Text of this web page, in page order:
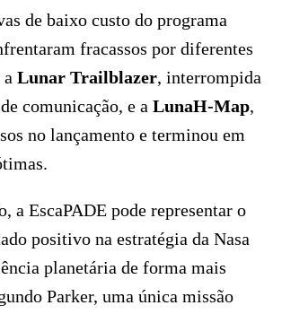
de baixo custo do programa
fracassos por diferentes
Lunar Trailblazer, interrompida
comunicação, e a LunaH-Map,
no lançamento e terminou em
a EscaPADE pode representar o
positivo na estratégia da Nasa
planetária de forma mais
Parker, uma única missão